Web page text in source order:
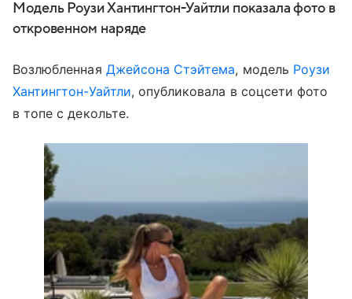
Модель Роузи Хантингтон-Уайтли показала фото в
откровенном наряде
Возлюбленная Джейсона Стэйтема, модель Роузи
Хантингтон-Уайтли, опубликовала в соцсети фото
в топе с декольте.